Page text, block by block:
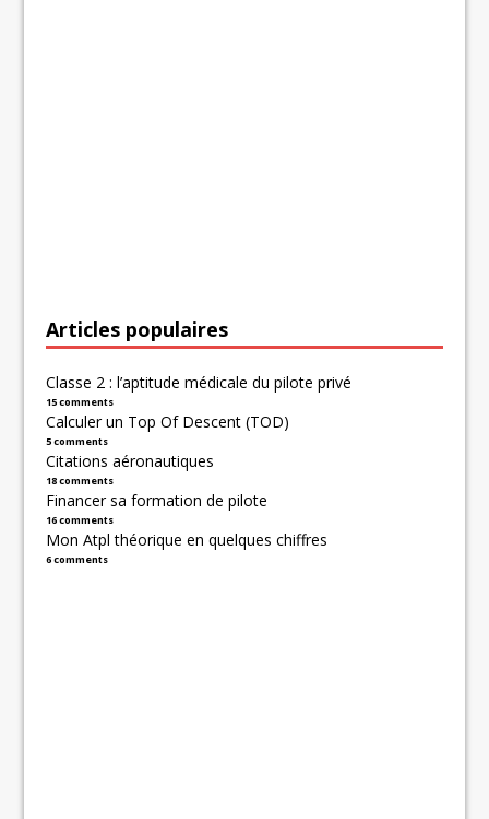
Articles populaires
Classe 2 : l’aptitude médicale du pilote privé
15 comments
Calculer un Top Of Descent (TOD)
5 comments
Citations aéronautiques
18 comments
Financer sa formation de pilote
16 comments
Mon Atpl théorique en quelques chiffres
6 comments